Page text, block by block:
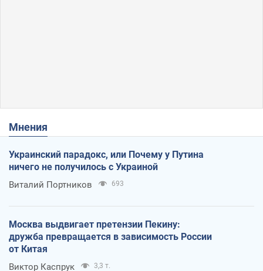
Мнения
Украинский парадокс, или Почему у Путина
ничего не получилось с Украиной
Виталий Портников 693
Москва выдвигает претензии Пекину:
дружба превращается в зависимость России
от Китая
Виктор Каспрук 3,3 т.